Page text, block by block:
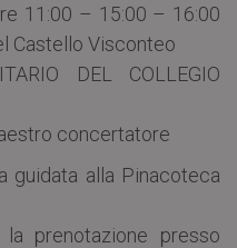
11:00 – 15:00 – 16:00
Castello Visconteo
DEL COLLEGIO
concertatore
guidata alla Pinacoteca
prenotazione presso